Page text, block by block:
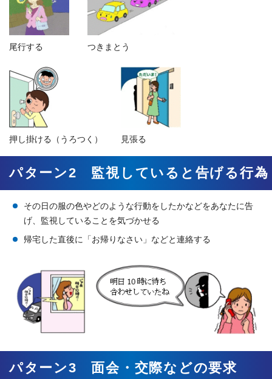
尾行する つきまとう
押し掛ける（うろつく） 見張る
パターン2 監視していると告げる行為
その日の服の色やどのような行動をしたかなどをあなたに告
げ、監視していることを気づかせる
帰宅した直後に「お帰りなさい」などと連絡する
パターン3 面会・交際などの要求